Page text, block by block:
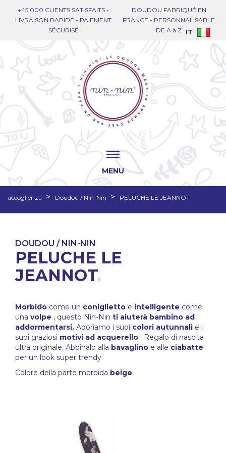
+45.000 CLIENTS SATISFAITS -
LIVRAISON RAPIDE - PAIEMENT
SÉCURISÉ
DOUDOU FABRIQUÉ EN
FRANCE - PERSONNALISABLE
DE A à Z IT
MENU
accoglienza Doudou / Nin-Nin PELUCHE LE JEANNOT
DOUDOU / NIN-NIN
PELUCHE LE
JEANNOT
Morbido come un coniglietto e intelligente come
una volpe , questo Nin-Nin ti aiuterà bambino ad
addormentarsi. Adoriamo i suoi colori autunnali e i
suoi graziosi motivi ad acquerello . Regalo di nascita
ultra originale. Abbinalo alla bavaglino e alle ciabatte
per un look super trendy.
Colore della parte morbida beige